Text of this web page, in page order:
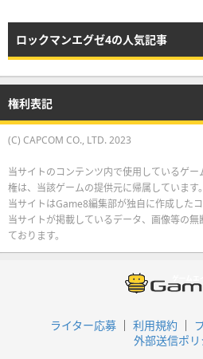
ロックマンエグゼ4の人気記事
権利表記
(C) CAPCOM CO., LTD. 2023
当サイトのコンテンツ内で使用しているゲ
権は、当該ゲームの提供元に帰属しています。
当サイトはGame8編集部が独自に作成した
当サイトが掲載しているデータ、画像等の
ております。
ライター応募 利用規約
外部送信ポリ